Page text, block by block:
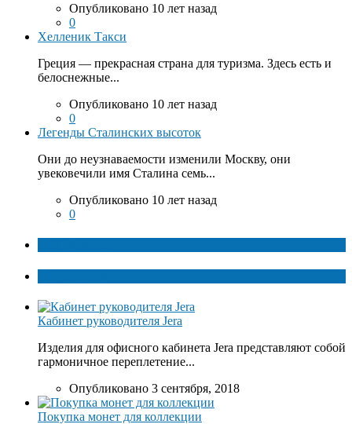
Опубликовано 10 лет назад
0
Хелленик Такси
Греция — прекрасная страна для туризма. Здесь есть и
белоснежные...
Опубликовано 10 лет назад
0
Легенды Сталинских высоток
Они до неузнаваемости изменили Москву, они
увековечили имя Сталина семь...
Опубликовано 10 лет назад
0
Кабинет руководителя Jera
Изделия для офисного кабинета Jera представляют собой
гармоничное переплетение...
Опубликовано 3 сентября, 2018
Покупка монет для коллекции